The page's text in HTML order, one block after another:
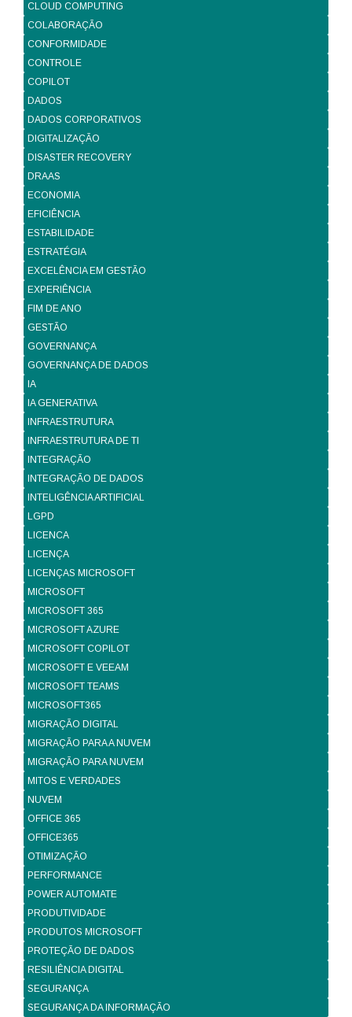
CLOUD COMPUTING
COLABORAÇÃO
CONFORMIDADE
CONTROLE
COPILOT
DADOS
DADOS CORPORATIVOS
DIGITALIZAÇÃO
DISASTER RECOVERY
DRAAS
ECONOMIA
EFICIÊNCIA
ESTABILIDADE
ESTRATÉGIA
EXCELÊNCIA EM GESTÃO
EXPERIÊNCIA
FIM DE ANO
GESTÃO
GOVERNANÇA
GOVERNANÇA DE DADOS
IA
IA GENERATIVA
INFRAESTRUTURA
INFRAESTRUTURA DE TI
INTEGRAÇÃO
INTEGRAÇÃO DE DADOS
INTELIGÊNCIA ARTIFICIAL
LGPD
LICENCA
LICENÇA
LICENÇAS MICROSOFT
MICROSOFT
MICROSOFT 365
MICROSOFT AZURE
MICROSOFT COPILOT
MICROSOFT E VEEAM
MICROSOFT TEAMS
MICROSOFT365
MIGRAÇÃO DIGITAL
MIGRAÇÃO PARA A NUVEM
MIGRAÇÃO PARA NUVEM
MITOS E VERDADES
NUVEM
OFFICE 365
OFFICE365
OTIMIZAÇÃO
PERFORMANCE
POWER AUTOMATE
PRODUTIVIDADE
PRODUTOS MICROSOFT
PROTEÇÃO DE DADOS
RESILIÊNCIA DIGITAL
SEGURANÇA
SEGURANÇA DA INFORMAÇÃO